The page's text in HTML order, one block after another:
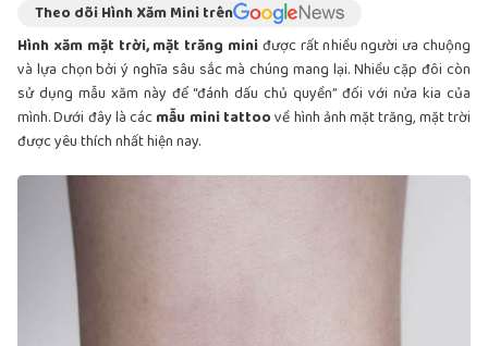
Theo dõi Hình Xăm Mini trên
Hình xăm mặt trời, mặt trăng miniđược rất nhiều người ưa chuộng
và lựa chọn bởi ý nghĩa sâu sắc mà chúng mang lại. Nhiều cặp đôi còn
sử dụng mẫu xăm này để “đánh dấu chủ quyền” đối với nửa kia của
mình. Dưới đây là cácmẫu mini tattoovề hình ảnh mặt trăng, mặt trời
được yêu thích nhất hiện nay.